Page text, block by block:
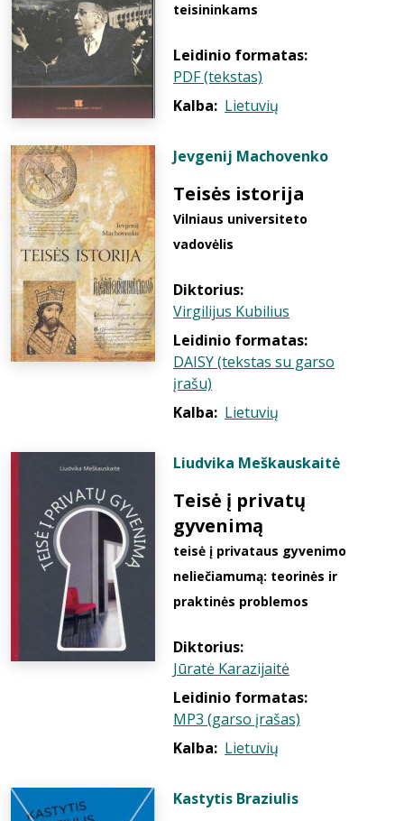
teisininkams
Leidinio formatas:
PDF (tekstas)
Kalba: Lietuvių
Jevgenij Machovenko
Teisės istorija
Vilniaus universiteto
vadovėlis
Diktorius:
Virgilijus Kubilius
Leidinio formatas:
DAISY (tekstas su garso
įrašu)
Kalba: Lietuvių
Liudvika Meškauskaitė
Teisė į privatų
gyvenimą
teisė į privataus gyvenimo
neliečiamumą: teorinės ir
praktinės problemos
Diktorius:
Jūratė Karazijaitė
Leidinio formatas:
MP3 (garso įrašas)
Kalba: Lietuvių
Kastytis Braziulis